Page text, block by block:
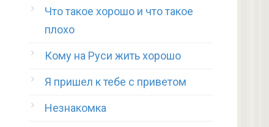
Что такое хорошо и что такое
плохо
Кому на Руси жить хорошо
Я пришел к тебе с приветом
Незнакомка